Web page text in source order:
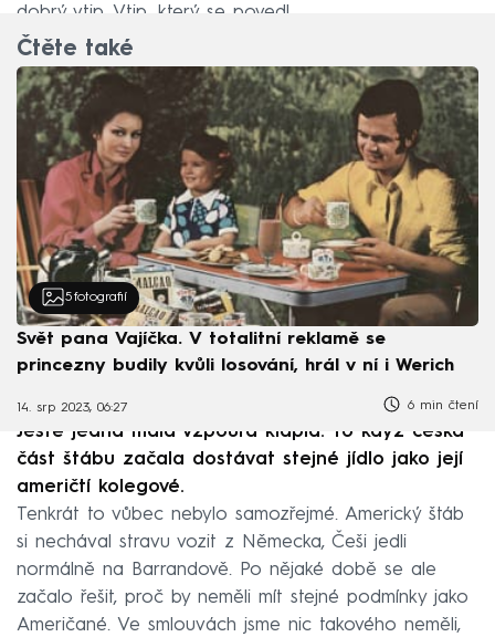
dobrý vtip. Vtip, který se povedl.
Čtěte také
5 fotografií
Svět pana Vajíčka. V totalitní reklamě se
princezny budily kvůli losování, hrál v ní i Werich
14. srp 2023, 06:27 6 min čtení
Ještě jedna malá vzpoura klapla. To když česká
část štábu začala dostávat stejné jídlo jako její
američtí kolegové.
Tenkrát to vůbec nebylo samozřejmé. Americký štáb
si nechával stravu vozit z Německa, Češi jedli
normálně na Barrandově. Po nějaké době se ale
začalo řešit, proč by neměli mít stejné podmínky jako
Američané. Ve smlouvách jsme nic takového neměli,